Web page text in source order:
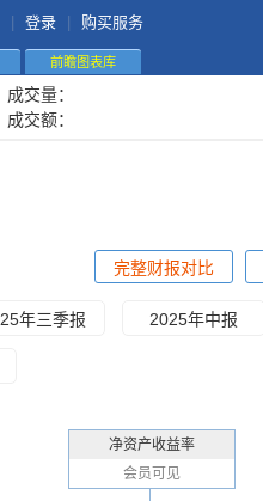
登录 购买服务
前瞻图表库
成交量：
成交额：
完整财报对比
年三季报 2025年中报
净资产收益率
会员可见